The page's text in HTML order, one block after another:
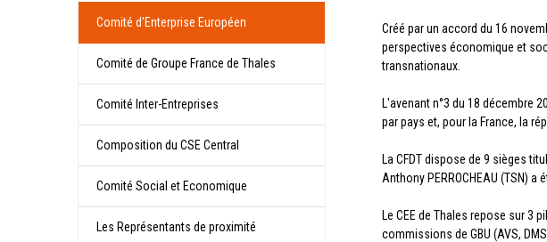
Comité d'Enterprise Européen
Comité de Groupe France de Thales
Comité Inter-Entreprises
Composition du CSE Central
Comité Social et Economique
Les Représentants de proximité
Créé par un accord du 16
perspectives économique et
transnationaux.
L'avenant n°3 du 18 décembre
par pays et, pour la France, la
La CFDT dispose de 9 sièges
Anthony PERROCHEAU (TSN)
Le CEE de Thales repose sur 3
commissions de GBU (AVS,